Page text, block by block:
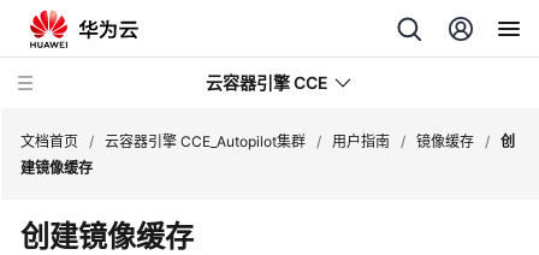
云容器引擎 CCE
文档首页 / 云容器引擎 CCE_Autopilot集群 / 用户指南 / 镜像缓存 / 创
建镜像缓存
创建镜像缓存